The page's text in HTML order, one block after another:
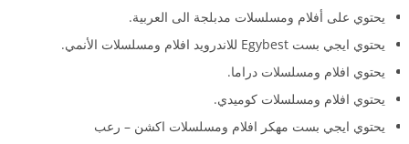
يحتوي على أفلام ومسلسلات مدبلجة الى العربية.
يحتوي ايجي بست Egybest للاندرويد افلام ومسلسلات الأنمي.
يحتوي افلام ومسلسلات دراما.
يحتوي افلام ومسلسلات كوميدي.
يحتوي ايجي بست مهكر افلام ومسلسلات اكشن – رعب